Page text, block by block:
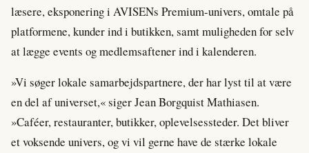
læsere, eksponering i AVISENs Premium-univers, omtale på
platformene, kunder ind i butikken, samt muligheden for selv
at lægge events og medlemsaftener ind i kalenderen.
»Vi søger lokale samarbejdspartnere, der har lyst til at være
en del af universet,« siger Jean Borgquist Mathiasen.
»Caféer, restauranter, butikker, oplevelsessteder. Det bliver
et voksende univers, og vi vil gerne have de stærke lokale